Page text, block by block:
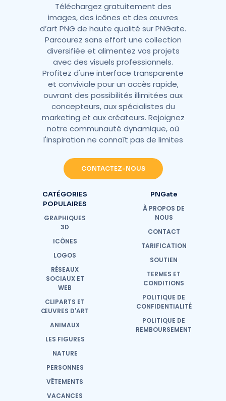
Téléchargez gratuitement des
images, des icônes et des œuvres
d’art PNG de haute qualité sur PNGate.
Parcourez sans effort une collection
diversifiée et alimentez vos projets
avec des visuels professionnels.
Profitez d'une interface transparente
et conviviale pour un accès rapide,
ouvrant des possibilités illimitées aux
concepteurs, aux spécialistes du
marketing et aux créateurs. Rejoignez
notre communauté dynamique, où
l'inspiration ne connaît pas de limites
CONTACTEZ-NOUS
CATÉGORIES
POPULAIRES
GRAPHIQUES
3D
ICÔNES
LOGOS
RÉSEAUX
SOCIAUX ET
WEB
CLIPARTS ET
ŒUVRES D'ART
ANIMAUX
LES FIGURES
NATURE
PERSONNES
VÊTEMENTS
VACANCES
PNGate
À PROPOS DE
NOUS
CONTACT
TARIFICATION
SOUTIEN
TERMES ET
CONDITIONS
POLITIQUE DE
CONFIDENTIALITÉ
POLITIQUE DE
REMBOURSEMENT